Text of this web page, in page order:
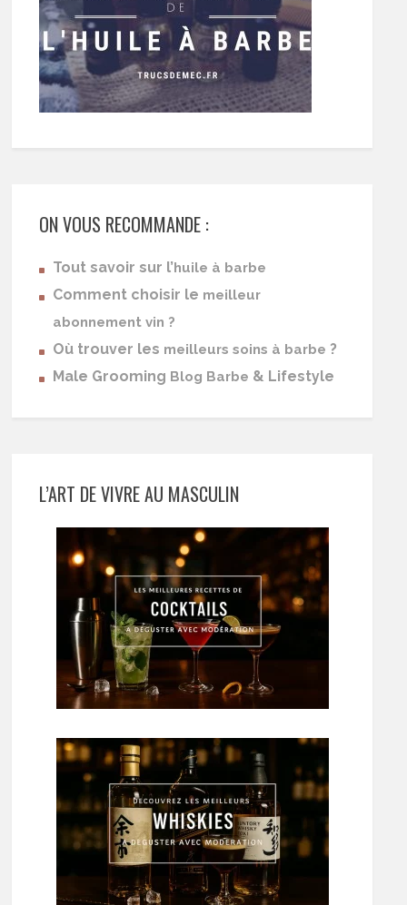
ON VOUS RECOMMANDE :
Tout savoir sur l’huile à barbe
Comment choisir le meilleur
abonnement vin ?
Où trouver les meilleurs soins à barbe ?
Male Grooming Blog Barbe & Lifestyle
L’ART DE VIVRE AU MASCULIN